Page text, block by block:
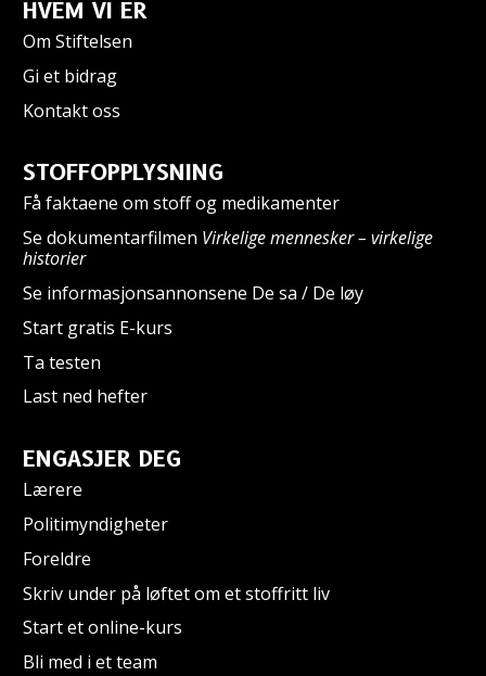
HVEM VI ER
Om Stiftelsen
Gi et bidrag
Kontakt oss
STOFFOPPLYSNING
Få faktaene om stoff og medikamenter
Se dokumentarfilmen Virkelige mennesker – virkelige
historier
Se informasjonsannonsene De sa / De løy
Start gratis E-kurs
Ta testen
Last ned hefter
ENGASJER DEG
Lærere
Politimyndigheter
Foreldre
Skriv under på løftet om et stoffritt liv
Start et online-kurs
Bli med i et team